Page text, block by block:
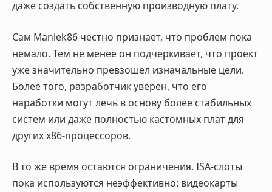
даже создать собственную производную плату.
Сам Maniek86 честно признает, что проблем пока
немало. Тем не менее он подчеркивает, что проект
уже значительно превзошел изначальные цели.
Более того, разработчик уверен, что его
наработки могут лечь в основу более стабильных
систем или даже полностью кастомных плат для
других x86-процессоров.
В то же время остаются ограничения. ISA-слоты
пока используются неэффективно: видеокарты